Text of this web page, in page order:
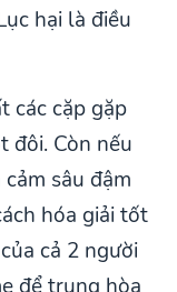
hại là điều
các cặp gặp
đôi. Còn nếu
sâu đậm
hóa giải tốt
cả 2 người
để trung hòa